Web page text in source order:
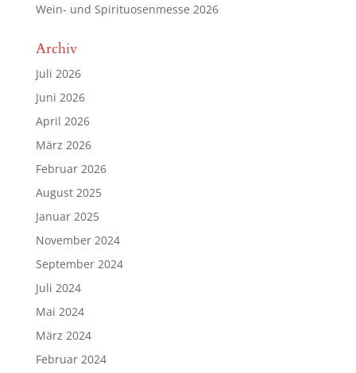
Wein- und Spirituosenmesse 2026
Archiv
Juli 2026
Juni 2026
April 2026
März 2026
Februar 2026
August 2025
Januar 2025
November 2024
September 2024
Juli 2024
Mai 2024
März 2024
Februar 2024